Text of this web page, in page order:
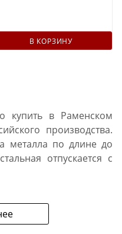
В КОРЗИНУ
купить в Раменском
производства.
металла по длине до
отпускается с